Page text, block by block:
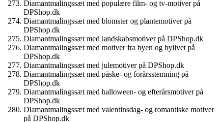
Diamantmalingssæt med populære film- og tv-motiver på
DPShop.dk
Diamantmalingssæt med blomster og plantemotiver på
DPShop.dk
Diamantmalingssæt med landskabsmotiver på DPShop.dk
Diamantmalingssæt med motiver fra byen og bylivet på
DPShop.dk
Diamantmalingssæt med julemotiver på DPShop.dk
Diamantmalingssæt med påske- og forårsstemning på
DPShop.dk
Diamantmalingssæt med halloween- og efterårsmotiver på
DPShop.dk
Diamantmalingssæt med valentinsdag- og romantiske motiver
på DPShop.dk